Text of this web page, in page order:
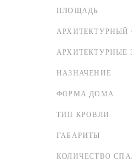
ПЛОЩАДЬ
АРХИТЕКТУРНЫЙ
АРХИТЕКТУРНЫЕ
НАЗНАЧЕНИЕ
ФОРМА ДОМА
ТИП КРОВЛИ
ГАБАРИТЫ
КОЛИЧЕСТВО